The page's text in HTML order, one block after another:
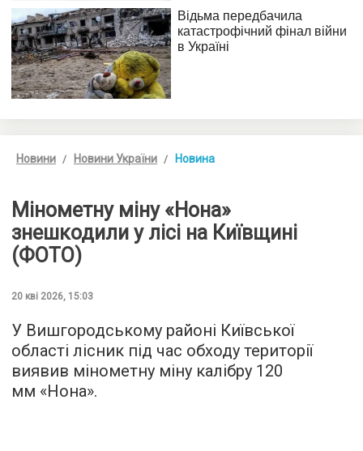
Новини Новини України Новина
Мінометну міну «Нона»
знешкодили у лісі на Київщині
(ФОТО)
20 кві 2026, 15:03
У Вишгородському районі Київської
області лісник під час обходу території
виявив мінометну міну калібру 120
мм «Нона».